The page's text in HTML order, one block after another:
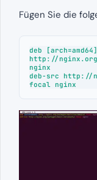
Fügen Sie die
deb [arch=amd64]
http://
nginx
deb-src http://
focal nginx